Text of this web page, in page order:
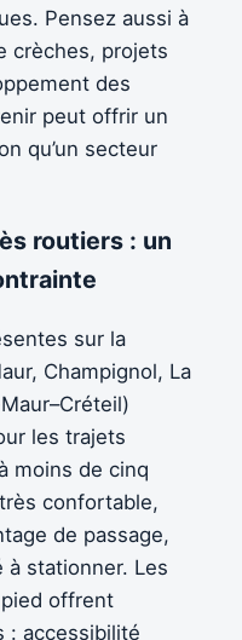
Pensez aussi à
crèches, projets
des
peut offrir un
qu’un secteur
routiers : un
sur la
Champignol, La
les trajets
moins de cinq
confortable,
de passage,
stationner. Les
offrent
: accessibilité